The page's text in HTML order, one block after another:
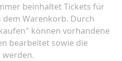
beinhaltet Tickets für
Warenkorb. Durch
können vorhandene
bearbeitet sowie die
werden.